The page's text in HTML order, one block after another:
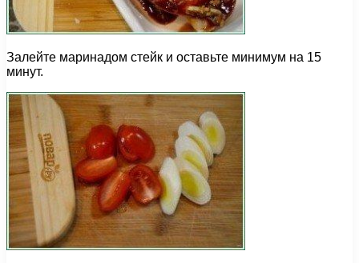
Залейте маринадом стейк и оставьте минимум на 15
минут.